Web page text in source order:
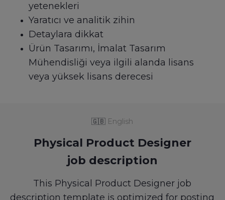
yetenekleri
Yaratıcı ve analitik zihin
Detaylara dikkat
Ürün Tasarımı, İmalat Tasarım
Mühendisliği veya ilgili alanda lisans
veya yüksek lisans derecesi
🇬🇧 English
Physical Product Designer
job description
This Physical Product Designer job
description template is optimized for posting